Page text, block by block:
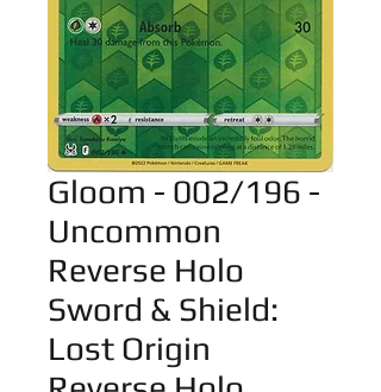
Gloom - 002/196 -
Uncommon
Reverse Holo
Sword & Shield:
Lost Origin